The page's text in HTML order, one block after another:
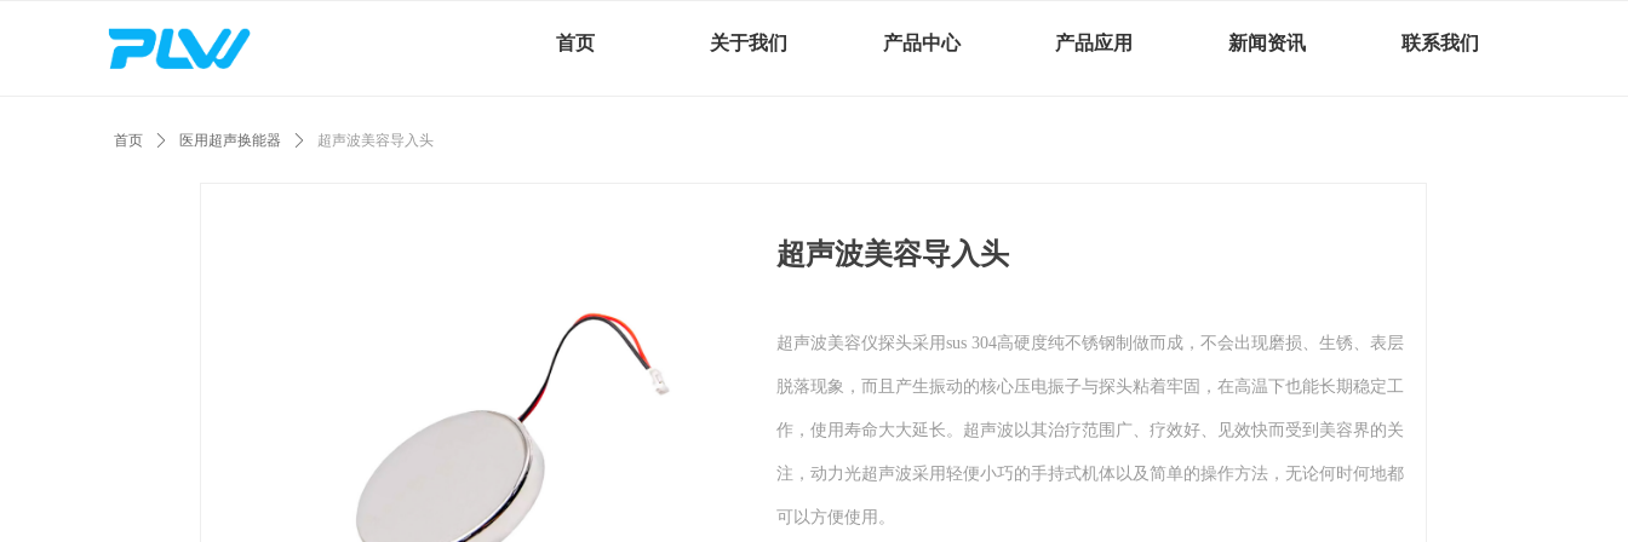
首页 关于我们 产品中心 产品应用 新闻资讯 联系我们
首页 ꄲ 医用超声换能器 ꄲ 超声波美容导入头
超声波美容导入头
超声波美容仪探头采用sus 304高硬度纯不锈钢制做而成，不会出现磨损、生锈、表层
脱落现象，而且产生振动的核心压电振子与探头粘着牢固，在高温下也能长期稳定工
作，使用寿命大大延长。超声波以其治疗范围广、疗效好、见效快而受到美容界的关
注，动力光超声波采用轻便小巧的手持式机体以及简单的操作方法，无论何时何地都
可以方便使用。